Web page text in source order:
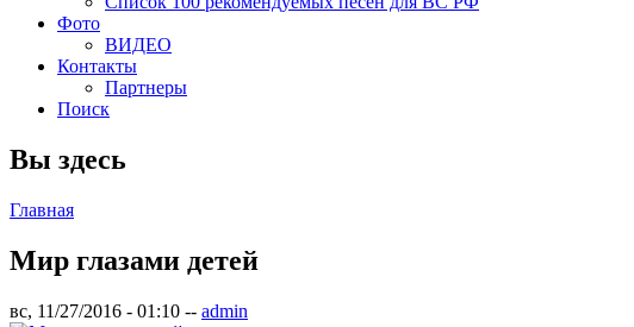
Фото
ВИДЕО
Контакты
Партнеры
Поиск
Вы здесь
Главная
Мир глазами детей
вс, 11/27/2016 - 01:10 -- admin